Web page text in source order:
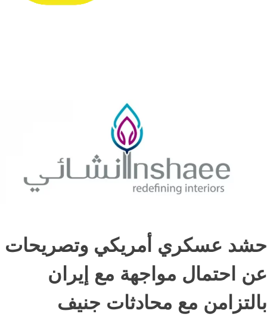
حشد عسكري أمريكي وتصريحات
عن احتمال مواجهة مع إيران
بالتزامن مع محادثات جنيف